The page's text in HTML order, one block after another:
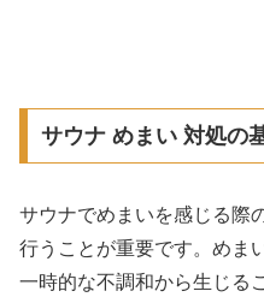
サウナ めまい 対処の
サウナでめまいを感じる際
行うことが重要です。めま
一時的な不調和から生じる